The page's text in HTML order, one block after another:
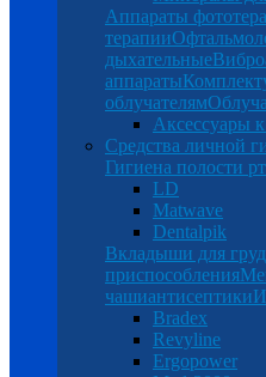
Аппараты
терапии
дыхательные
аппараты
облучателям
Аксессуары
Средства личной
Гигиена полости
LD
Matwave
Dentalpik
Вкладыши для
приспособления
чашиантисептики
Bradex
Revyline
Ergopower